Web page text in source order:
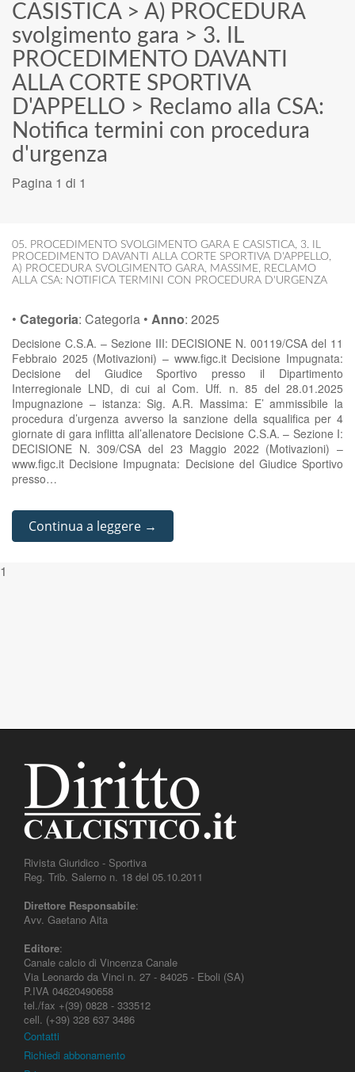
CASISTICA> A) PROCEDURA
svolgimento gara > 3. IL
PROCEDIMENTO DAVANTI
ALLA CORTE SPORTIVA
D'APPELLO > Reclamo alla CSA:
Notifica termini con procedura
d'urgenza
Pagina 1 di 1
05. PROCEDIMENTO SVOLGIMENTO GARA E CASISTICA, 3. IL
PROCEDIMENTO DAVANTI ALLA CORTE SPORTIVA D'APPELLO,
A) PROCEDURA SVOLGIMENTO GARA, MASSIME, RECLAMO
ALLA CSA: NOTIFICA TERMINI CON PROCEDURA D'URGENZA
• Categoria: Categoria • Anno: 2025
Decisione C.S.A. – Sezione III: DECISIONE N. 00119/CSA del 11
Febbraio 2025 (Motivazioni) – www.figc.it Decisione Impugnata:
Decisione del Giudice Sportivo presso il Dipartimento
Interregionale LND, di cui al Com. Uff. n. 85 del 28.01.2025
Impugnazione – istanza: Sig. A.R. Massima: E’ ammissibile la
procedura d’urgenza avverso la sanzione della squalifica per 4
giornate di gara inflitta all’allenatore Decisione C.S.A. – Sezione I:
DECISIONE N. 309/CSA del 23 Maggio 2022 (Motivazioni) –
www.figc.it Decisione Impugnata: Decisione del Giudice Sportivo
presso…
Continua a leggere →
1
Rivista Giuridico - Sportiva
Reg. Trib. Salerno n. 18 del 05.10.2011
Direttore Responsabile:
Avv. Gaetano Aita
Editore:
Canale calcio di Vincenza Canale
Via Leonardo da Vinci n. 27 - 84025 - Eboli (SA)
P.IVA 04620490658
tel./fax +(39) 0828 - 333512
cell. (+39) 328 637 3486
Contatti
Richiedi abbonamento